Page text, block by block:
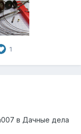
1
в Дачные дела